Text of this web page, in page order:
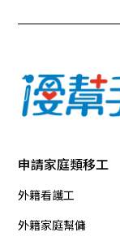
申請家庭類移工
外籍看護工
外籍家庭幫傭